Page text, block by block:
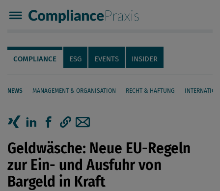
Compliance Praxis
Servicenavigation
Navigation
COMPLIANCE ESG EVENTS INSIDER
NEWS MANAGEMENT & ORGANISATION RECHT & HAFTUNG
Seiteninhalt
Artikel auf Xing teilen
Artikel auf linkedIn teilen
Artikel auf Facebook teilen
Geldwäsche: Neue EU-Regeln
zur Ein- und Ausfuhr von
Bargeld in Kraft